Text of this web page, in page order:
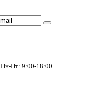
Пн-Пт: 9:00-18:00